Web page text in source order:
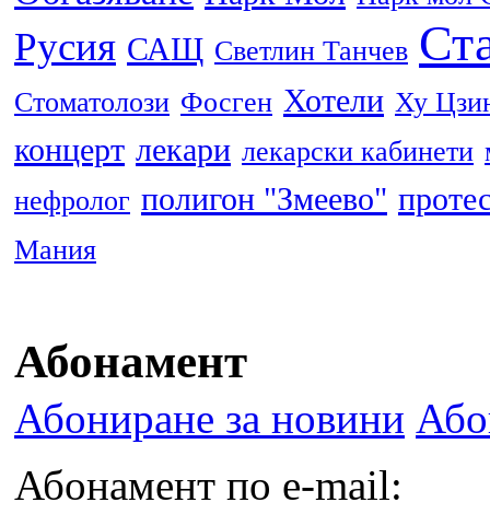
Русия САЩ Светлин Танчев
Стоматолози Фосген Хотели Ху
концерт лекари лекарски кабинети
нефролог полигон "Змеево"
Мания
Абонамент
Абониране за новини
Абонамент по e-mail: